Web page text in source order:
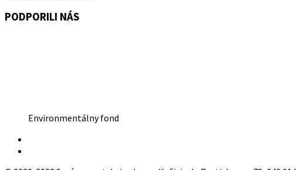
PODPORILI NÁS
Environmentálny fond